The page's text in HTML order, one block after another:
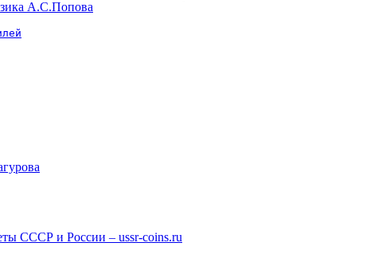
СССР и России – ussr-coins.ru